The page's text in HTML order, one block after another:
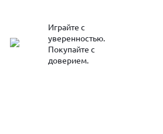
Играйте с
уверенностью.
Покупайте с
доверием.